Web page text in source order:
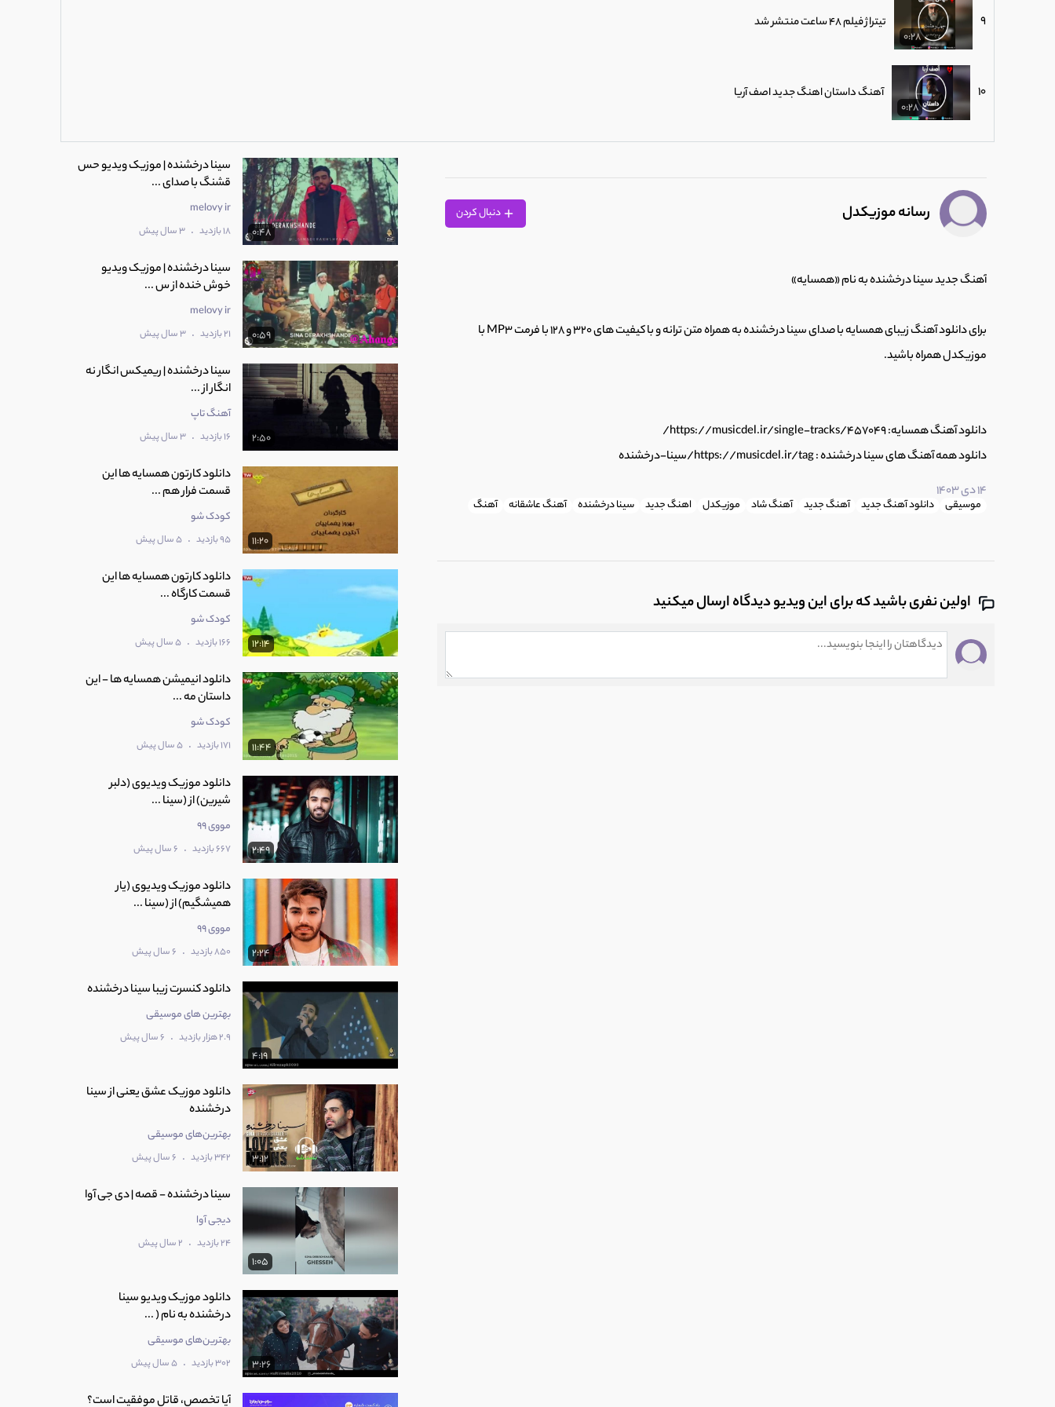
9
0:28
تیتراژ فیلم 48 ساعت منتشر شد
10
0:28
آهنگ داستان اهنگ جدید اصف آریا
0:28
12
15
0:28
آهنگ یه دونه تو با صدای آروین صمیمی و ملودی مجید رضوی و تنظیم مسعود جهانی
آهنگ غمگین بعد از رفتن از روزبه بمانی
0:28
18
رسانه موزیکدل دنبال کردن
آهنگ جدید سینا درخشنده به نام «همسایه»
برای دانلود آهنگ زیبای همسایه با صدای سینا درخشنده به همراه متن ترانه و با کیفیت های 320 و 128 با فرمت MP3 با
موزیکدل همراه باشید.
دانلود آهنگ همسایه: https://musicdel.ir/single-tracks/457049/
دانلود همه آهنگ های سینا درخشنده : https://musicdel.ir/tag/سینا-درخشنده
14 دی 1403
موسیقی دانلود آهنگ جدید آهنگ جدید آهنگ شاد موزیکدل اهنگ جدید سینا درخشنده آهنگ عاشقانه آهنگ
اولین نفری باشید که برای این ویدیو دیدگاه ارسال میکنید
0:48
سینا درخشنده | موزیک ویدیو حس
قشنگ با صدای ...
melovy ir
18 بازدید . 3 سال پیش
0:59
سینا درخشنده | موزیک ویدیو
خوش خنده از س ...
melovy ir
21 بازدید . 3 سال پیش
2:50
سینا درخشنده | ریمیکس انگار نه
انگار از ...
آهنگ تاپ
16 بازدید . 3 سال پیش
11:20
دانلود کارتون همسایه ها این
قسمت فرار هم ...
کودک شو
95 بازدید . 5 سال پیش
12:14
دانلود کارتون همسایه ها این
قسمت کارگاه ...
کودک شو
166 بازدید . 5 سال پیش
11:44
دانلود انیمیشن همسایه ها - این
داستان مه ...
کودک شو
171 بازدید . 5 سال پیش
2:49
دانلود موزیک ویدیوی (دلبر
شیرین) از (سینا ...
مووی 99
667 بازدید . 6 سال پیش
2:24
دانلود موزیک ویدیوی (یار
همیشگیم) از (سینا ...
مووی 99
850 بازدید . 6 سال پیش
4:19
دانلود کنسرت زیبا سینا درخشنده
بهترین های موسیقی
2.9 هزار بازدید . 6 سال پیش
3:12
دانلود موزیک عشق یعنی از سینا
درخشنده
بهترین‌های موسیقی
342 بازدید . 6 سال پیش
1:05
سینا درخشنده - قصه | دی جی آوا
دیجی آوا
24 بازدید . 2 سال پیش
3:26
دانلود موزیک ویدیو سینا
درخشنده به نام ( ...
بهترین‌های موسیقی
302 بازدید . 5 سال پیش
آیا تخصص، قاتل موفقیت است؟